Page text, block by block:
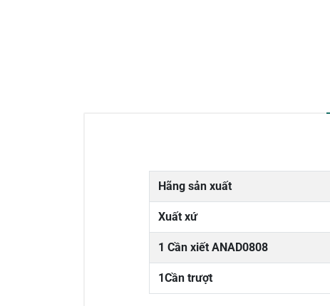
Hãng sản xuất
Xuất xứ
1 Cần xiết ANAD0808
1Cần trượt